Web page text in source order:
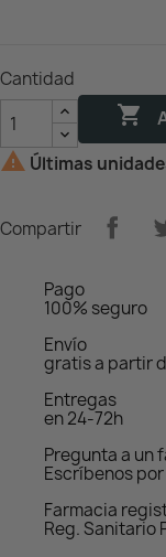
Cantidad

 Últimas
Compartir
Pago
100% seguro
Envío
gratis a partir
Entregas
en 24-72h
Pregunta a un
Escríbenos
Farmacia
Reg. Sanitario